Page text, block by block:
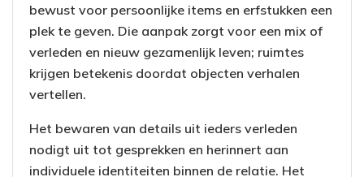
bewust voor persoonlijke items en erfstukken een
plek te geven. Die aanpak zorgt voor een mix of
verleden en nieuw gezamenlijk leven; ruimtes
krijgen betekenis doordat objecten verhalen
vertellen.
Het bewaren van details uit ieders verleden
nodigt uit tot gesprekken en herinnert aan
individuele identiteiten binnen de relatie. Het